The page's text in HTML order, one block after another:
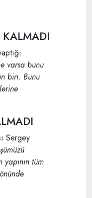
varsa bunu
biri. Bunu
Sergey
yapının tüm